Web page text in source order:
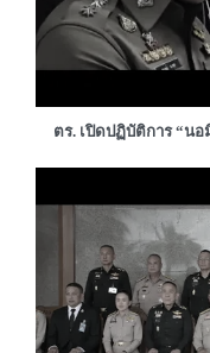
ตร. เปิดปฏิบัติการ “นอ